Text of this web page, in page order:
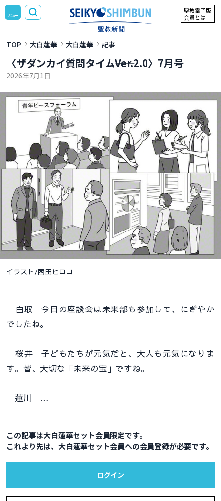
聖教電子版
会員とは
TOP 大白蓮華 大白蓮華 記事
〈ザダンカイ質問タイム――Ver.2.0〉7月号
2026年7月1日
イラスト/西田ヒロコ
白取 今日の座談会は未来部も参加して、にぎやか
でしたね。
桜井 子どもたちが元気だと、大人も元気になりま
す。皆、大切な「未来の宝」ですね。
蓮川 …
この記事は大白蓮華セット会員限定です。
これより先は、大白蓮華セット会員への会員登録が必要です。
ログイン